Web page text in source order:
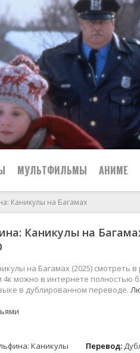
Боевики
Детективы
Детские
МУЛЬТФИЛЬМЫ АНИМЕ
Каникулы на Багамах
Каникулы на
на Багамах (2025) смотреть
4к можно в интернете полностью
в дублированном переводе.
Каникулы
Перевод: